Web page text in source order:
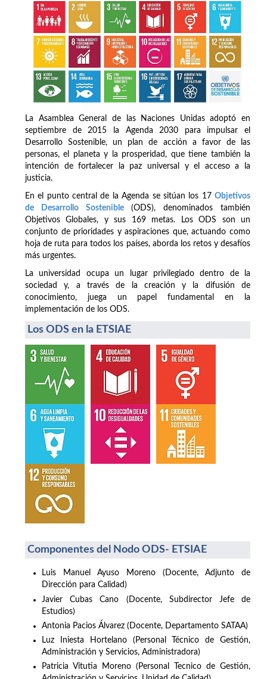
La Asamblea General de las Naciones Unidas adoptó en
septiembre de 2015 la Agenda 2030 para impulsar el
Desarrollo Sostenible, un plan de acción a favor de las
personas, el planeta y la prosperidad, que tiene también la
intención de fortalecer la paz universal y el acceso a la
justicia.
En el punto central de la Agenda se sitúan los 17 Objetivos
de Desarrollo Sostenible(ODS), denominados también
Objetivos Globales, y sus 169 metas. Los ODS son un
conjunto de prioridades y aspiraciones que, actuando como
hoja de ruta para todos los países, aborda los retos y desafíos
más urgentes.
La universidad ocupa un lugar privilegiado dentro de la
sociedad y, a través de la creación y la difusión de
conocimiento, juega un papel fundamental en la
implementación de los ODS.
Los ODS en la ETSIAE
Componentes del Nodo ODS- ETSIAE
Luis Manuel Ayuso Moreno (Docente, Adjunto de
Dirección para Calidad)
Javier Cubas Cano (Docente, Subdirector Jefe de
Estudios)
Antonia Pacios Álvarez (Docente, Departamento SATAA)
Luz Iniesta Hortelano (Personal Técnico de Gestión,
Administración y Servicios, Administradora)
Patricia Vitutia Moreno (Personal Tecnico de Gestión,